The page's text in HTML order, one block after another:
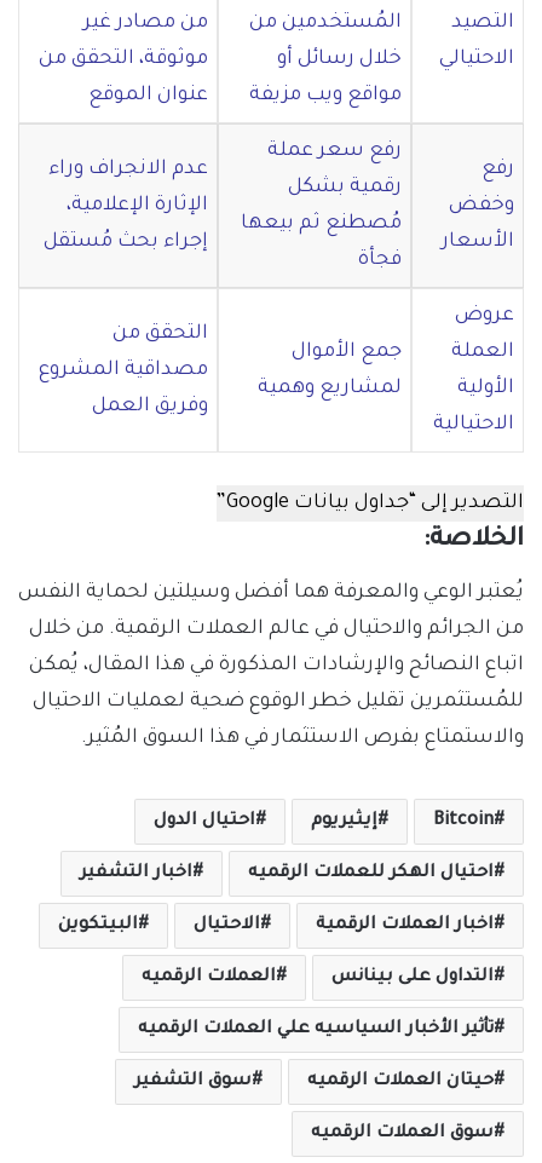
التصيد
الاحتيالي
المُستخدمين من
خلال رسائل أو
مواقع ويب مزيفة
من مصادر غير
موثوقة، التحقق من
عنوان الموقع
رفع
وخفض
الأسعار
رفع سعر عملة
رقمية بشكل
مُصطنع ثم بيعها
فجأة
عدم الانجراف وراء
الإثارة الإعلامية،
إجراء بحث مُستقل
عروض
العملة
الأولية
الاحتيالية
جمع الأموال
لمشاريع وهمية
التحقق من
مصداقية المشروع
وفريق العمل
التصدير إلى “جداول بيانات Google”
الخلاصة:
يُعتبر الوعي والمعرفة هما أفضل وسيلتين لحماية النفس
من الجرائم والاحتيال في عالم العملات الرقمية. من خلال
اتباع النصائح والإرشادات المذكورة في هذا المقال، يُمكن
للمُستثمرين تقليل خطر الوقوع ضحية لعمليات الاحتيال
والاستمتاع بفرص الاستثمار في هذا السوق المُثير.
Bitcoin إيثيريوم احتيال الدول
احتيال الهكر للعملات الرقميه اخبار التشفير
اخبار العملات الرقمية الاحتيال البيتكوين
التداول على بينانس العملات الرقميه
تأثير الأخبار السياسيه علي العملات الرقميه
حيتان العملات الرقميه سوق التشفير
سوق العملات الرقميه